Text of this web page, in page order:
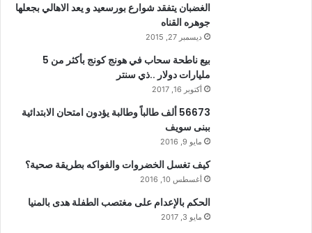
الغضبان يتفقد شوارع بورسعيد و يعد الاهالي بجعلها
جوهره القناه
ديسمبر 27, 2015
بيع ناطحة سحاب في هونج كونج بأكثر من 5
مليارات دولار ..ذي سنتر
أكتوبر 16, 2017
56673 ألف طالباً وطالبة يؤدون امتحان الابتدائية
ببنى سويف
مايو 9, 2016
كيف تغسل الخضروات والفواكه بطريقة صحية؟
أغسطس 10, 2016
الحكم بالإعدام على مغتصب الطفلة هدى بالمنيا
مايو 3, 2017